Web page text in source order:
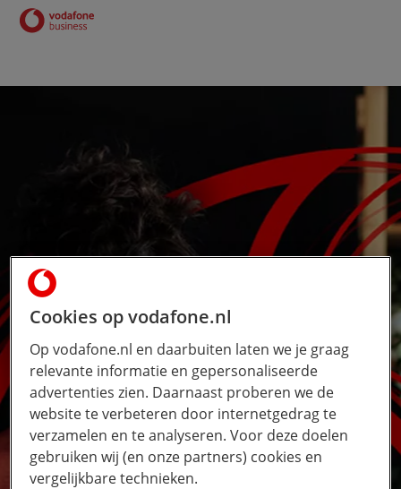
Cookies op vodafone.nl
Op vodafone.nl en daarbuiten laten we je graag
relevante informatie en gepersonaliseerde
advertenties zien. Daarnaast proberen we de
website te verbeteren door internetgedrag te
verzamelen en te analyseren. Voor deze doelen
gebruiken wij (en onze partners) cookies en
vergelijkbare technieken.